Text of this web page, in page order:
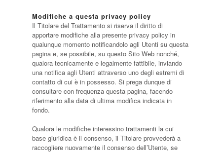
Modifiche a questa privacy policy
Il Titolare del Trattamento si riserva il diritto di
apportare modifiche alla presente privacy policy in
qualunque momento notificandolo agli Utenti su questa
pagina e, se possibile, su questo Sito Web nonché,
qualora tecnicamente e legalmente fattibile, inviando
una notifica agli Utenti attraverso uno degli estremi di
contatto di cui è in possesso. Si prega dunque di
consultare con frequenza questa pagina, facendo
riferimento alla data di ultima modifica indicata in
fondo.
Qualora le modifiche interessino trattamenti la cui
base giuridica è il consenso, il Titolare provvederà a
raccogliere nuovamente il consenso dell’Utente, se